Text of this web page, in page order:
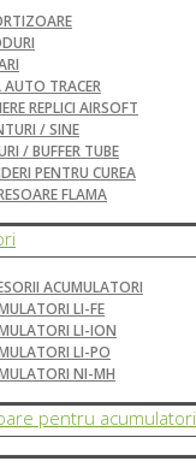
AUTO TRACER
REPLICI AIRSOFT
/ SINE
/ BUFFER TUBE
PENTRU CUREA
FLAMA
ACUMULATORI
LI-FE
LI-ION
LI-PO
NI-MH
pentru acumulatori